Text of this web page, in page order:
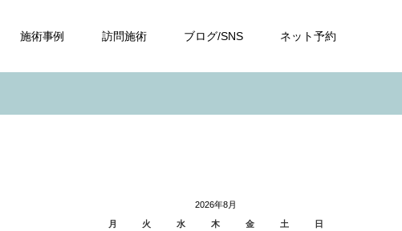
施術事例 訪問施術 ブログ/SNS ネット予約
2026年8月
月
火 水 木 金 土 日